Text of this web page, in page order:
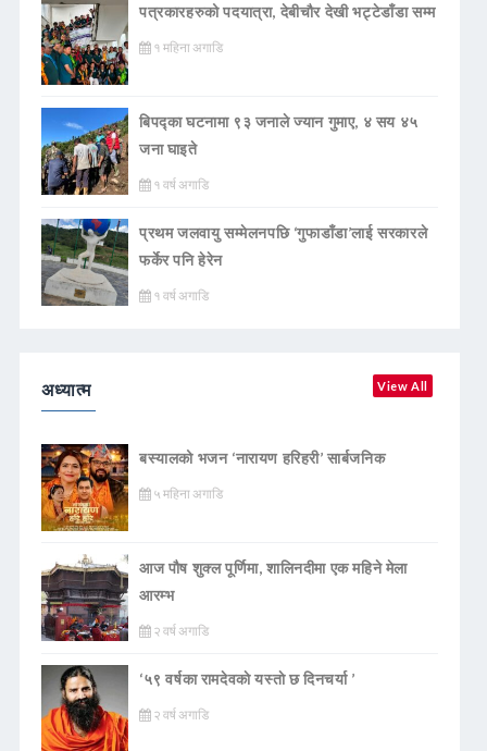
पत्रकारहरुको पदयात्रा, देबीचौर देखी भट्टेडाँडा सम्म
१ महिना अगाडि
बिपद्का घटनामा ९३ जनाले ज्यान गुमाए, ४ सय ४५
जना घाइते
१ वर्ष अगाडि
प्रथम जलवायु सम्मेलनपछि ‘गुफाडाँडा’लाई सरकारले
फर्केर पनि हेरेन
१ वर्ष अगाडि
अध्यात्म View All
बस्यालको भजन ‘नारायण हरिहरी’ सार्बजनिक
५ महिना अगाडि
आज पौष शुक्ल पूर्णिमा, शालिनदीमा एक महिने मेला
आरम्भ
२ वर्ष अगाडि
‘५९ वर्षका रामदेवकाे यस्ताे छ दिनचर्या ’
२ वर्ष अगाडि